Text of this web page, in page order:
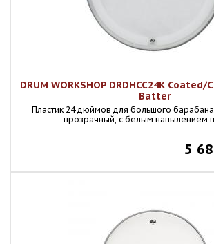
DRUM WORKSHOP DRDHCC24K
Batter
Пластик 24 дюймов для большого
прозрачный, с белым напылением
5